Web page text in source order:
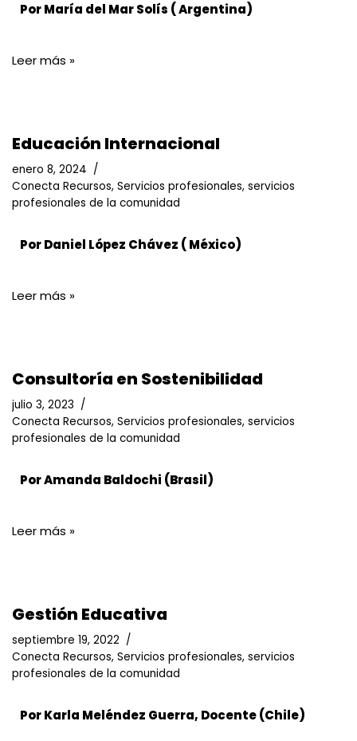
Por María del Mar Solís ( Argentina)
Leer más »
Educación Internacional
enero 8, 2024
Conecta Recursos, Servicios profesionales, servicios
profesionales de la comunidad
Por Daniel López Chávez ( México)
Leer más »
Consultoría en Sostenibilidad
julio 3, 2023
Conecta Recursos, Servicios profesionales, servicios
profesionales de la comunidad
Por Amanda Baldochi (Brasil)
Leer más »
Gestión Educativa
septiembre 19, 2022
Conecta Recursos, Servicios profesionales, servicios
profesionales de la comunidad
Por Karla Meléndez Guerra, Docente (Chile)